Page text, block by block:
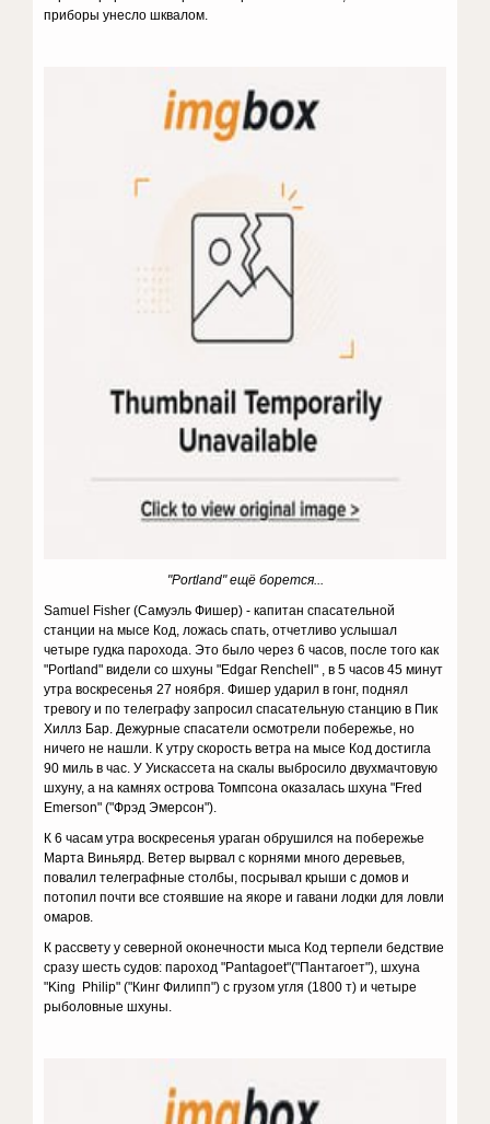
приборы унесло шквалом.
"Portland" ещё борется...
Samuel Fisher (Самуэль Фишер) - капитан спасательной
станции на мысе Код, ложась спать, отчетливо услышал
четыре гудка парохода. Это было через 6 часов, после того как
"Portland" видели со шхуны "Edgar Renchell" , в 5 часов 45 минут
утра воскресенья 27 ноября. Фишер ударил в гонг, поднял
тревогу и по телеграфу запросил спасательную станцию в Пик
Хиллз Бар. Дежурные спасатели осмотрели побережье, но
ничего не нашли. К утру скорость ветра на мысе Код достигла
90 миль в час. У Уискассета на скалы выбросило двухмачтовую
шхуну, а на камнях острова Томпсона оказалась шхуна "Fred
Emerson" ("Фрэд Эмерсон").
К 6 часам утра воскресенья ураган обрушился на побережье
Марта Виньярд. Ветер вырвал с корнями много деревьев,
повалил телеграфные столбы, посрывал крыши с домов и
потопил почти все стоявшие на якоре и гавани лодки для ловли
омаров.
К рассвету у северной оконечности мыса Код терпели бедствие
сразу шесть судов: пароход "Pantagoet"("Пантагоет"), шхуна
"King Philip" ("Кинг Филипп") с грузом угля (1800 т) и четыре
рыболовные шхуны.